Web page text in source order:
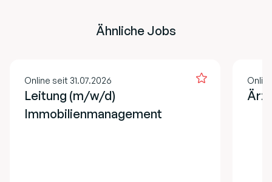
Ähnliche Jobs
Online seit 31.07.2026
Leitung (m/w/d)
Immobilienmanagement